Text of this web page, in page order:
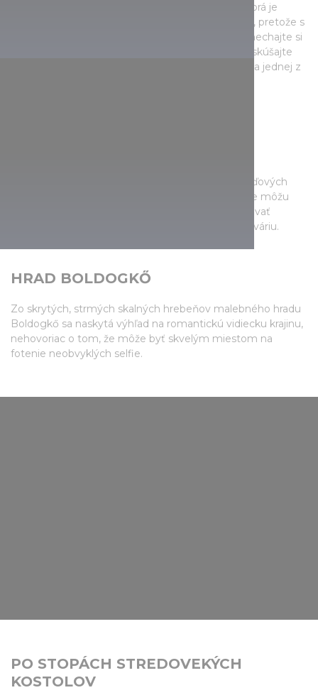
dráhe medzi vrchmi Szár-hegy a Magas-hegy, ktorá je
unikátom nielen v Maďarsku, ale aj v celej Európe, pretože s
podobnou stavbou sa stretnete iba v Alpách. Nenechajte si
ujsť rôzne adrenalínové dráhy a lezecké steny, vyskúšajte
najdlhšiu bobovú dráhu v krajine alebo sa lyžujte na jednej z
Dozviete sa viac o ekosystémoch oceánov a dažďových
pralesov v tejto aj v Európe ojedinelej budove, kde môžu
návštevníci prejsť sklenenými chodbami a pozorovať
žraloky, raje a koraly, žijúce v 500 000 litrovom akváriu.
HRAD BOLDOGKŐ
Zo skrytých, strmých skalných hrebeňov malebného hradu
Boldogkő sa naskytá výhľad na romantickú vidiecku krajinu,
nehovoriac o tom, že môže byť skvelým miestom na
fotenie neobvyklých selfie.
PO STOPÁCH STREDOVEKÝCH
KOSTOLOV